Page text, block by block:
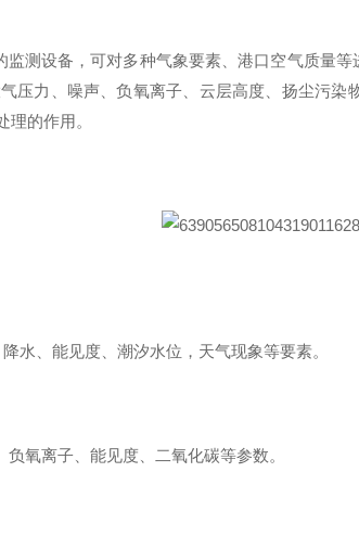
测设备，可对多种气象要素、港口空气质量
压力、噪声、负氧离子、云层高度、扬尘污
的作用。
水、能见度、潮汐水位，天气现象等要素。
、负氧离子、能见度、二氧化碳等参数。